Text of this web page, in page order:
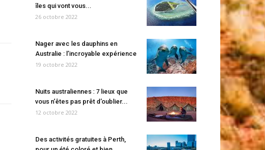
îles qui vont vous...
26 octobre 2022
Nager avec les dauphins en
Australie : l’incroyable expérience
19 octobre 2022
Nuits australiennes : 7 lieux que
vous n’êtes pas prêt d’oublier...
12 octobre 2022
Des activités gratuites à Perth,